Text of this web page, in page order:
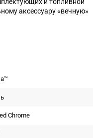
аксессуару «вечную»
Chrome